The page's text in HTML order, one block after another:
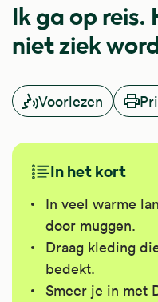
Ik ga op reis.
niet ziek
Voorlezen
In het kort
In veel warme
door muggen.
Draag kleding
bedekt.
Smeer je in met